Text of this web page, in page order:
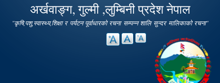
अर्खवाङ्ग, गुल्मी ,लुम्बिनी प्रदेश नेपाल
"कृषि,पशु,स्वास्थ्य,शिक्षा र पर्यटन पूर्वाधारको रचना सम्पन्न शालि सुन्दर मालिकाको रचना"